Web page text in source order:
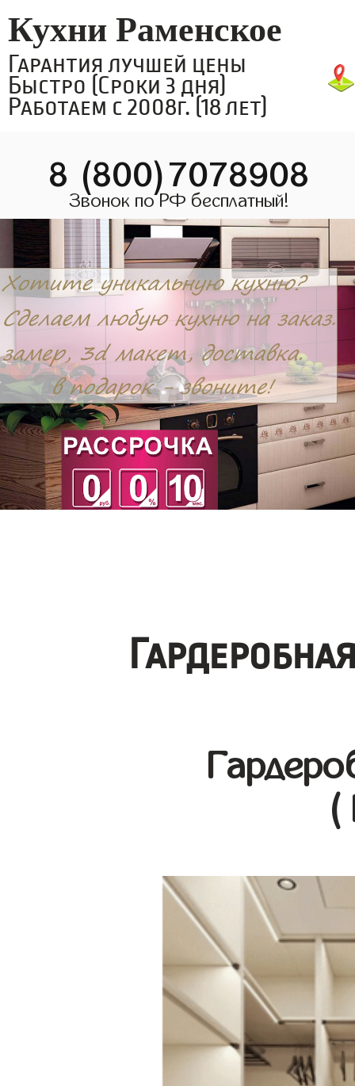
Кухни Раменское
Гарантия лучшей цены
Быстро (Сроки 3 дня)
Работаем с 2008г. (18 лет)
8 (800)7078908
Звонок по РФ бесплатный!
(